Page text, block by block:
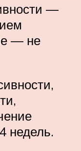
—
— не
недель.